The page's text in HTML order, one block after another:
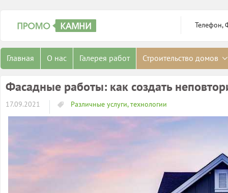
Телефон,
Главная О нас Галерея работ Строительство домов
Фасадные работы: как создать
17.09.2021 Различные услуги, технологии